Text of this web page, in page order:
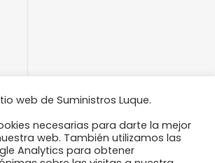
web de Suministros Luque.
necesarias para darte la mejor
web. También utilizamos las
Analytics para obtener